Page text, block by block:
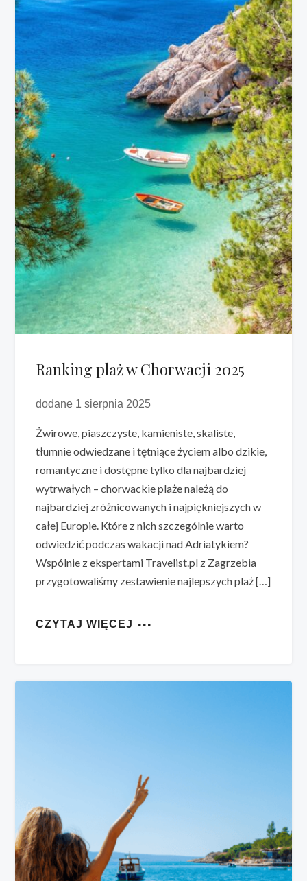
Ranking plaż w Chorwacji 2025
dodane 1 sierpnia 2025
Żwirowe, piaszczyste, kamieniste, skaliste,
tłumnie odwiedzane i tętniące życiem albo dzikie,
romantyczne i dostępne tylko dla najbardziej
wytrwałych – chorwackie plaże należą do
najbardziej zróżnicowanych i najpiękniejszych w
całej Europie. Które z nich szczególnie warto
odwiedzić podczas wakacji nad Adriatykiem?
Wspólnie z ekspertami Travelist.pl z Zagrzebia
przygotowaliśmy zestawienie najlepszych plaż […]
CZYTAJ WIĘCEJ